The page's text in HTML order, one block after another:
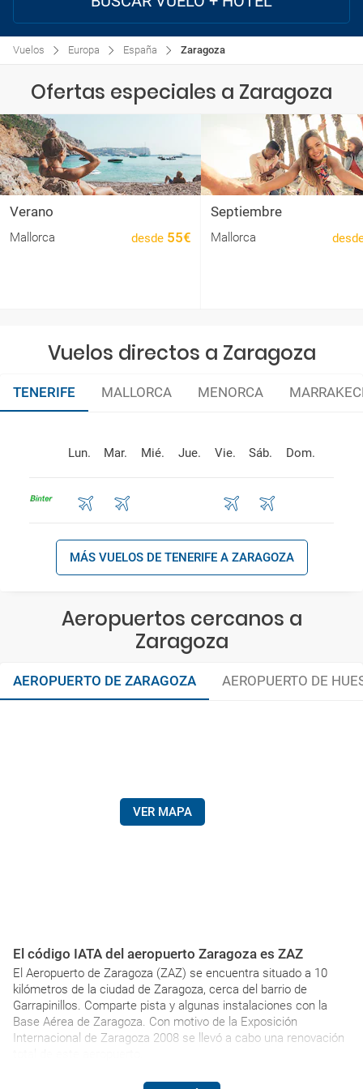
Vuelos Europa España Zaragoza
Ofertas especiales a Zaragoza
Verano
Mallorca desde 55€
Septiembre
Mallorca
Vuelos directos a Zaragoza
TENERIFE MALLORCA MENORCA
Lun. Mar. Mié. Jue. Vie. Sáb. Dom.
MÁS VUELOS DE TENERIFE A ZARAGOZA
Aeropuertos cercanos a
Zaragoza
AEROPUERTO DE ZARAGOZA AEROPUERTO DE
VER MAPA
El código IATA del aeropuerto Zaragoza es ZAZ
El Aeropuerto de Zaragoza (ZAZ) se encuentra situado a 10
kilómetros de la ciudad de Zaragoza, cerca del barrio de
Garrapinillos. Comparte pista y algunas instalaciones con la
Base Aérea de Zaragoza. Con motivo de la Exposición
Internacional de Zaragoza 2008 se llevó a cabo una renovación